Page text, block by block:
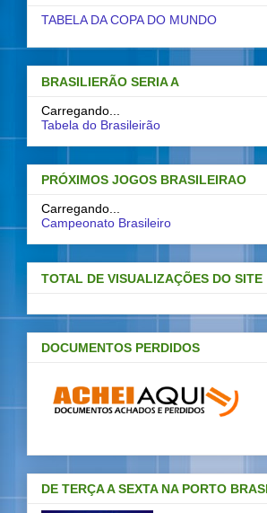
TABELA DA COPA DO MUNDO
BRASILIERÃO SERIA A
Carregando...
Tabela do Brasileirão
PRÓXIMOS JOGOS BRASILEIRAO
Carregando...
Campeonato Brasileiro
TOTAL DE VISUALIZAÇÕES DO SITE
DOCUMENTOS PERDIDOS
DE TERÇA A SEXTA NA PORTO